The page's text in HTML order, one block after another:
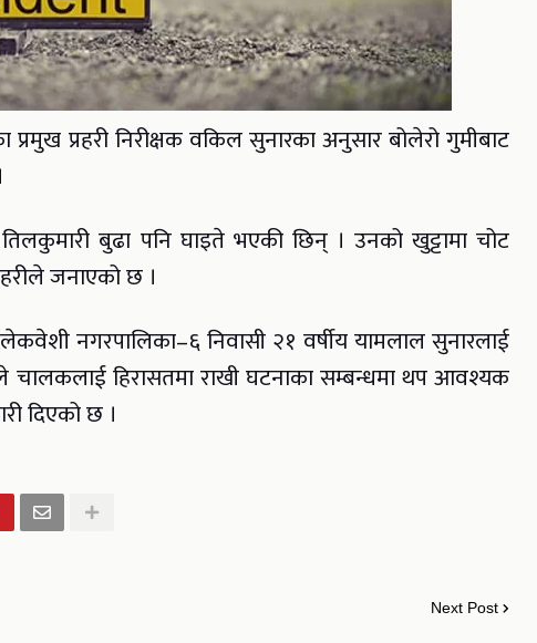
प्रमुख प्रहरी निरीक्षक वकिल सुनारका अनुसार बोलेरो गुमीबाट
तिलकुमारी बुढा पनि घाइते भएकी छिन् । उनको खुट्टामा चोट
जनाएको छ ।
नगरपालिका–६ निवासी २१ वर्षीय यामलाल सुनारलाई
चालकलाई हिरासतमा राखी घटनाका सम्बन्धमा थप आवश्यक
दिएको छ ।
Next Post